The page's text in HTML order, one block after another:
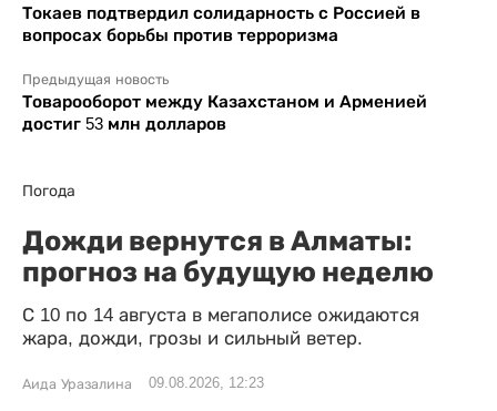
Токаев подтвердил солидарность с Россией в
вопросах борьбы против терроризма
Предыдущая новость
Товарооборот между Казахстаном и Арменией
достиг 53 млн долларов
Погода
Дожди вернутся в Алматы:
прогноз на будущую неделю
С 10 по 14 августа в мегаполисе ожидаются
жара, дожди, грозы и сильный ветер.
Аида Уразалина 09.08.2026, 12:23